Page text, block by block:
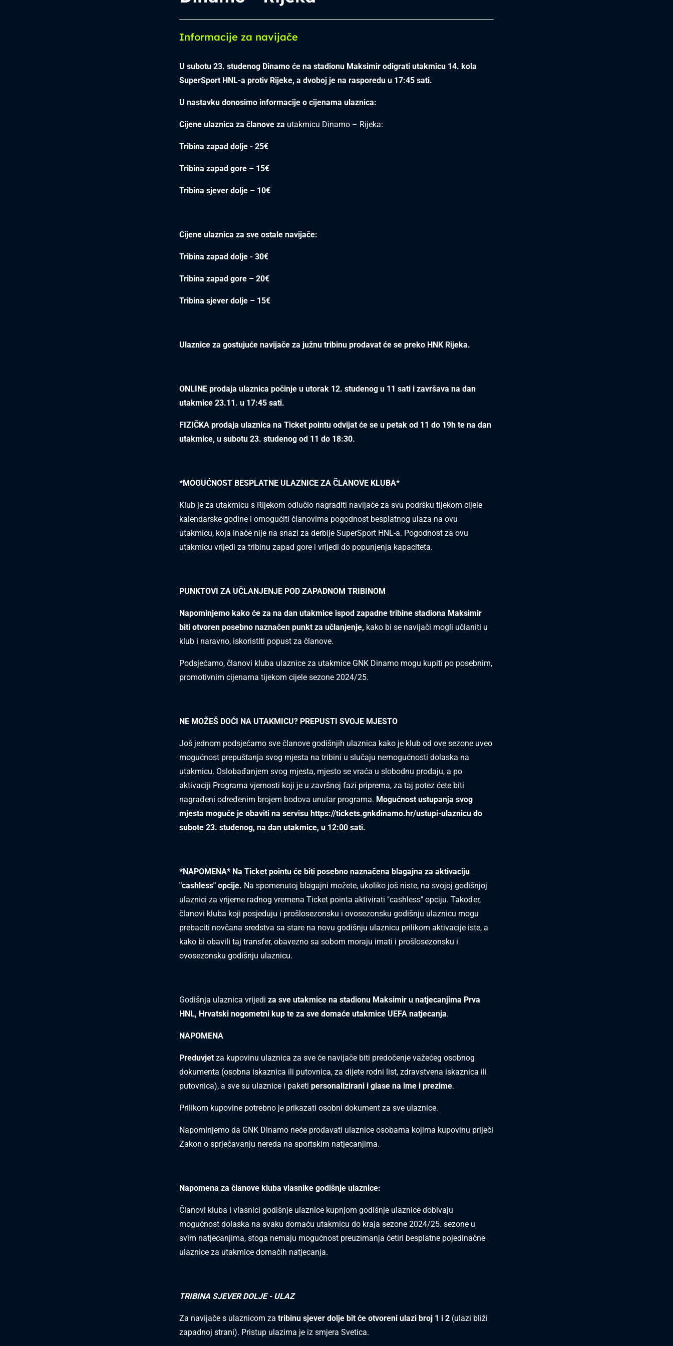
Informacije za navijače
U subotu 23. studenog Dinamo će na stadionu Maksimir odigrati utakmicu 14. kola
SuperSport HNL-a protiv Rijeke, a dvoboj je na rasporedu u 17:45 sati.
U nastavku donosimo informacije o cijenama ulaznica:
Cijene ulaznica za članove za utakmicu Dinamo – Rijeka:
Tribina zapad dolje - 25€
Tribina zapad gore – 15€
Tribina sjever dolje – 10€
Cijene ulaznica za sve ostale navijače:
Tribina zapad dolje - 30€
Tribina zapad gore – 20€
Tribina sjever dolje – 15€
Ulaznice za gostujuće navijače za južnu tribinu prodavat će se preko HNK Rijeka.
ONLINE prodaja ulaznica počinje u utorak 12. studenog u 11 sati i završava na dan
utakmice 23.11. u 17:45 sati.
FIZIČKA prodaja ulaznica na Ticket pointu odvijat će se u petak od 11 do 19h te na dan
utakmice, u subotu 23. studenog od 11 do 18:30.
*MOGUĆNOST BESPLATNE ULAZNICE ZA ČLANOVE KLUBA*
Klub je za utakmicu s Rijekom odlučio nagraditi navijače za svu podršku tijekom cijele
kalendarske godine i omogućiti članovima pogodnost besplatnog ulaza na ovu
utakmicu, koja inače nije na snazi za derbije SuperSport HNL-a. Pogodnost za ovu
utakmicu vrijedi za tribinu zapad gore i vrijedi do popunjenja kapaciteta.
PUNKTOVI ZA UČLANJENJE POD ZAPADNOM TRIBINOM
Napominjemo kako će za na dan utakmice ispod zapadne tribine stadiona Maksimir
biti otvoren posebno naznačen punkt za učlanjenje, kako bi se navijači mogli učlaniti u
klub i naravno, iskoristiti popust za članove.
Podsjećamo, članovi kluba ulaznice za utakmice GNK Dinamo mogu kupiti po posebnim,
promotivnim cijenama tijekom cijele sezone 2024/25.
NE MOŽEŠ DOĆI NA UTAKMICU? PREPUSTI SVOJE MJESTO
Još jednom podsjećamo sve članove godišnjih ulaznica kako je klub od ove sezone uveo
mogućnost prepuštanja svog mjesta na tribini u slučaju nemogućnosti dolaska na
utakmicu. Oslobađanjem svog mjesta, mjesto se vraća u slobodnu prodaju, a po
aktivaciji Programa vjernosti koji je u završnoj fazi priprema, za taj potez ćete biti
nagrađeni određenim brojem bodova unutar programa. Mogućnost ustupanja svog
mjesta moguće je obaviti na servisu https://tickets.gnkdinamo.hr/ustupi-ulaznicu do
subote 23. studenog, na dan utakmice, u 12:00 sati.
*NAPOMENA* Na Ticket pointu će biti posebno naznačena blagajna za aktivaciju
"cashless" opcije. Na spomenutoj blagajni možete, ukoliko još niste, na svojoj godišnjoj
ulaznici za vrijeme radnog vremena Ticket pointa aktivirati "cashless" opciju. Također,
članovi kluba koji posjeduju i prošlosezonsku i ovosezonsku godišnju ulaznicu mogu
prebaciti novčana sredstva sa stare na novu godišnju ulaznicu prilikom aktivacije iste, a
kako bi obavili taj transfer, obavezno sa sobom moraju imati i prošlosezonsku i
ovosezonsku godišnju ulaznicu.
Godišnja ulaznica vrijedi za sve utakmice na stadionu Maksimir u natjecanjima Prva
HNL, Hrvatski nogometni kup te za sve domaće utakmice UEFA natjecanja.
NAPOMENA
Preduvjet za kupovinu ulaznica za sve će navijače biti predočenje važećeg osobnog
dokumenta (osobna iskaznica ili putovnica, za dijete rodni list, zdravstvena iskaznica ili
putovnica), a sve su ulaznice i paketi personalizirani i glase na ime i prezime.
Prilikom kupovine potrebno je prikazati osobni dokument za sve ulaznice.
Napominjemo da GNK Dinamo neće prodavati ulaznice osobama kojima kupovinu priječi
Zakon o sprječavanju nereda na sportskim natjecanjima.
Napomena za članove kluba vlasnike godišnje ulaznice:
Članovi kluba i vlasnici godišnje ulaznice kupnjom godišnje ulaznice dobivaju
mogućnost dolaska na svaku domaću utakmicu do kraja sezone 2024/25. sezone u
svim natjecanjima, stoga nemaju mogućnost preuzimanja četiri besplatne pojedinačne
ulaznice za utakmice domaćih natjecanja.
TRIBINA SJEVER DOLJE - ULAZ
Za navijače s ulaznicom za tribinu sjever dolje bit će otvoreni ulazi broj 1 i 2 (ulazi bliži
zapadnoj strani). Pristup ulazima je iz smjera Svetica.